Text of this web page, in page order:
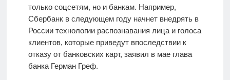
только соцсетям, но и банкам. Например,
Сбербанк в следующем году начнет внедрять в
России технологии распознавания лица и голоса
клиентов, которые приведут впоследствии к
отказу от банковских карт, заявил в мае глава
банка Герман Греф.